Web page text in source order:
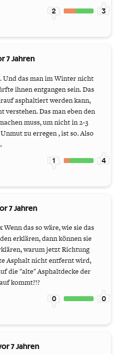
2 3
7 Jahren
Und das man im Winter nicht
ihnen entgangen sein. Das
asphaltiert werden kann,
verstehen. Das man eben den
muss, um nicht in 2-3
zu erregen , ist so. Also
1 4
7 Jahren
das so wäre, wie sie das
erklären, dann können sie
warum jetzt Richtung
Asphalt nicht entfernt wird,
die "alte" Asphaltdecke der
kommt?!?
0 0
7 Jahren